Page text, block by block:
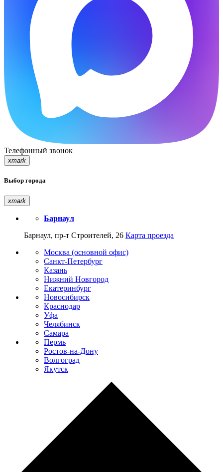
Телефонный звонок
xmark
Выбор города
xmark
Барнаул
Барнаул, пр-т Строителей, 26 Карта проезда
Москва (основной офис)
Санкт-Петербург
Казань
Нижний Новгород
Екатеринбург
Новосибирск
Краснодар
Уфа
Челябинск
Самара
Пермь
Ростов-на-Дону
Волгоград
Якутск